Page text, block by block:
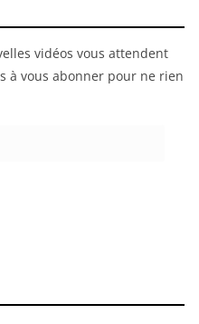
vidéos vous attendent
à vous abonner pour ne rien